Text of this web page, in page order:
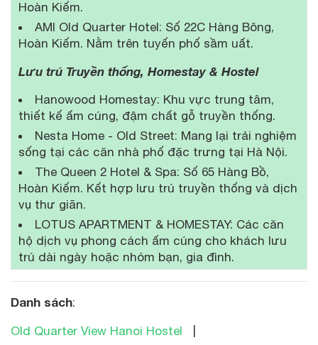
Hoàn Kiếm.
AMI Old Quarter Hotel: Số 22C Hàng Bông,
Hoàn Kiếm. Nằm trên tuyến phố sầm uất.
Lưu trú Truyền thống, Homestay & Hostel
Hanowood Homestay: Khu vực trung tâm,
thiết kế ấm cúng, đậm chất gỗ truyền thống.
Nesta Home - Old Street: Mang lại trải nghiệm
sống tại các căn nhà phố đặc trưng tại Hà Nội.
The Queen 2 Hotel & Spa: Số 65 Hàng Bồ,
Hoàn Kiếm. Kết hợp lưu trú truyền thống và dịch
vụ thư giãn.
LOTUS APARTMENT & HOMESTAY: Các căn
hộ dịch vụ phong cách ấm cúng cho khách lưu
trú dài ngày hoặc nhóm bạn, gia đình.
Danh sách:
Old Quarter View Hanoi Hostel